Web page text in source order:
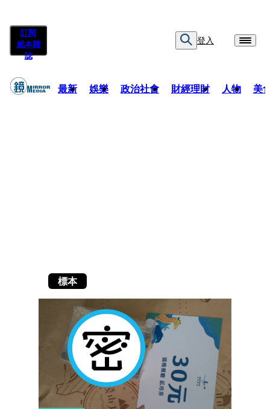
訂閱
紙本雜
誌
登入
最新 娛樂 政治社會 財經理財 人物 美
標本